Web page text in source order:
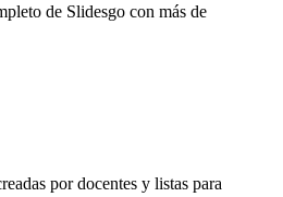
de Slidesgo con más de
por docentes y listas para